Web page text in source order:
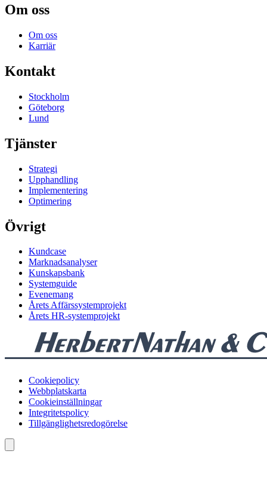
Om oss
Om oss
Karriär
Kontakt
Stockholm
Göteborg
Lund
Tjänster
Strategi
Upphandling
Implementering
Optimering
Övrigt
Kundcase
Marknadsanalyser
Kunskapsbank
Systemguide
Evenemang
Årets Affärssystemprojekt
Årets HR-systemprojekt
Cookiepolicy
Webbplatskarta
Cookieinställningar
Integritetspolicy
Tillgänglighetsredogörelse